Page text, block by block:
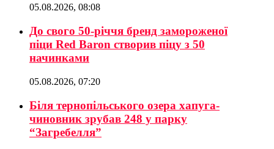
05.08.2026, 08:08
До свого 50-річчя бренд замороженої
піци Red Baron створив піцу з 50
начинками
05.08.2026, 07:20
Біля тернопільського озера хапуга-
чиновник зрубав 248 у парку
“Загребелля”